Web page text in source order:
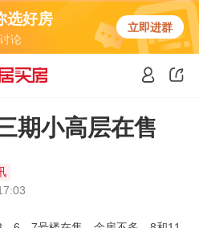
选好房
论
立即进群
期小高层在售